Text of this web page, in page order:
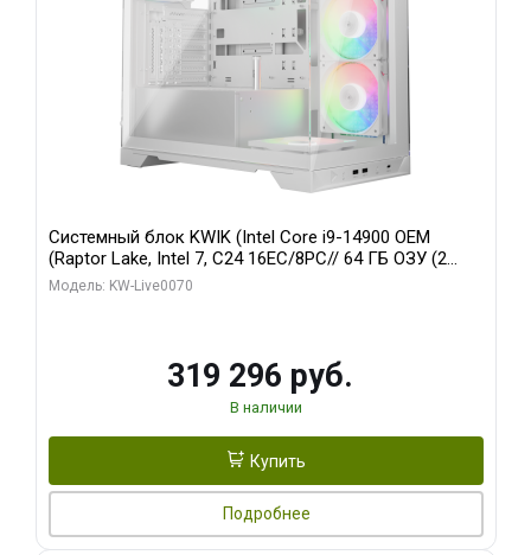
Системный блок KWIK (Intel Core i9-14900 OEM
(Raptor Lake, Intel 7, C24 16EC/8PC// 64 ГБ ОЗУ (2
модуля)/ Gigabyte RTX5080 XTREME WATERFORCE
Модель: KW-Live0070
319 296 руб.
В наличии
Купить
Подробнее